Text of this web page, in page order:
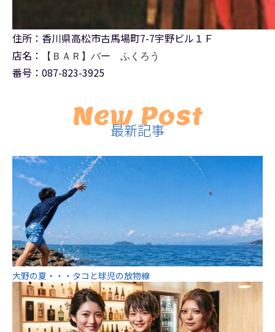
住所：香川県高松市古馬場町7-7宇野ビル１Ｆ
店名：
【ＢＡＲ】バー ふくろう
番号：087-823-3925
New Post
最新記事
大野の夏・・・タコと球児の放物線